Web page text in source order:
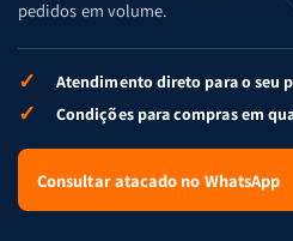
pedidos em volume.
✓ Atendimento direto para o seu
✓ Condições para compras em
Consultar atacado no WhatsApp